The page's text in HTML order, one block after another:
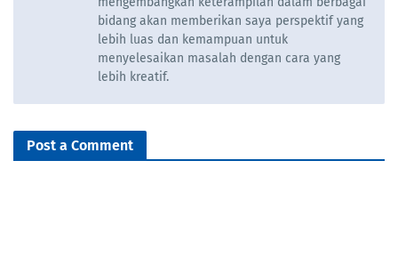
bidang akan memberikan saya perspektif yang
lebih luas dan kemampuan untuk
menyelesaikan masalah dengan cara yang
lebih kreatif.
Post a Comment